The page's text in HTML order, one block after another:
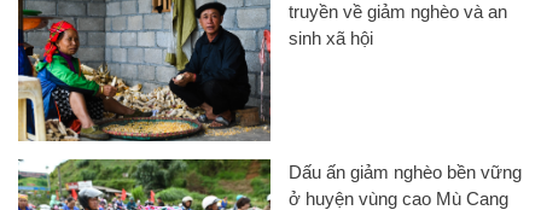
truyền về giảm nghèo và an
sinh xã hội
Dấu ấn giảm nghèo bền vững
ở huyện vùng cao Mù Cang